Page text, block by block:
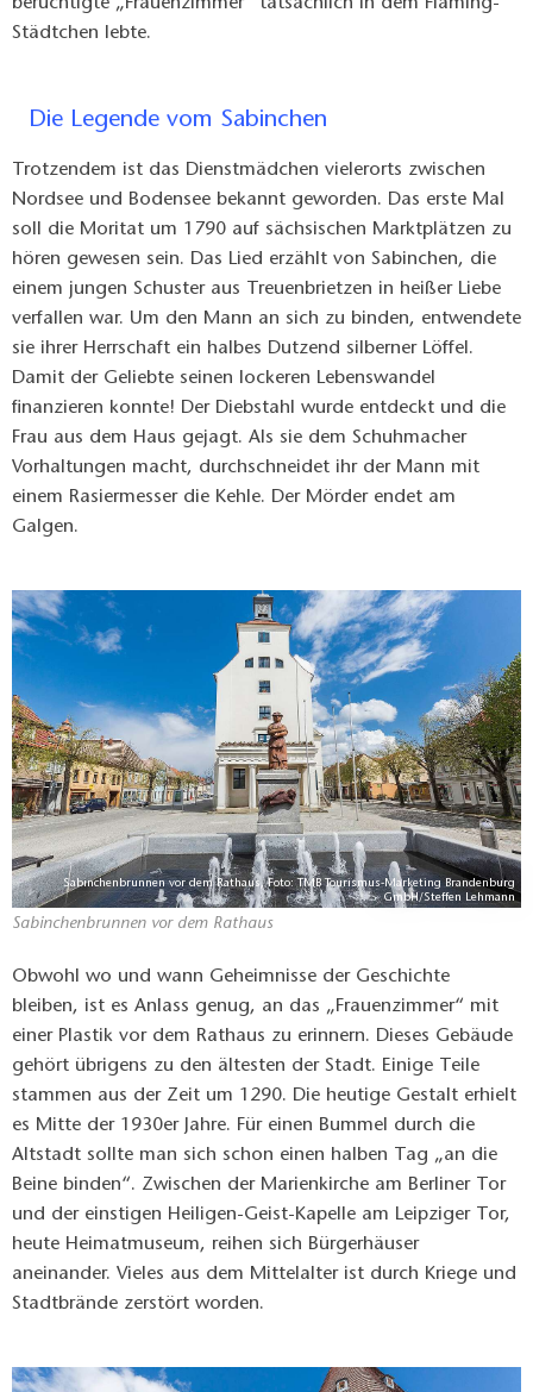
Städtchen lebte.
Die Legende vom Sabinchen
Trotzendem ist das Dienstmädchen vielerorts zwischen
Nordsee und Bodensee bekannt geworden. Das erste Mal
soll die Moritat um 1790 auf sächsischen Marktplätzen zu
hören gewesen sein. Das Lied erzählt von Sabinchen, die
einem jungen Schuster aus Treuenbrietzen in heißer Liebe
verfallen war. Um den Mann an sich zu binden, entwendete
sie ihrer Herrschaft ein halbes Dutzend silberner Löffel.
Damit der Geliebte seinen lockeren Lebenswandel
finanzieren konnte! Der Diebstahl wurde entdeckt und die
Frau aus dem Haus gejagt. Als sie dem Schuhmacher
Vorhaltungen macht, durchschneidet ihr der Mann mit
einem Rasiermesser die Kehle. Der Mörder endet am
Galgen.
Sabinchenbrunnen vor dem Rathaus, Foto: TMB Tourismus-Marketing Brandenburg
GmbH/Steffen Lehmann
Sabinchenbrunnen vor dem Rathaus
Obwohl wo und wann Geheimnisse der Geschichte
bleiben, ist es Anlass genug, an das „Frauenzimmer“ mit
einer Plastik vor dem Rathaus zu erinnern. Dieses Gebäude
gehört übrigens zu den ältesten der Stadt. Einige Teile
stammen aus der Zeit um 1290. Die heutige Gestalt erhielt
es Mitte der 1930er Jahre. Für einen Bummel durch die
Altstadt sollte man sich schon einen halben Tag „an die
Beine binden“. Zwischen der Marienkirche am Berliner Tor
und der einstigen Heiligen-Geist-Kapelle am Leipziger Tor,
heute Heimatmuseum, reihen sich Bürgerhäuser
aneinander. Vieles aus dem Mittelalter ist durch Kriege und
Stadtbrände zerstört worden.